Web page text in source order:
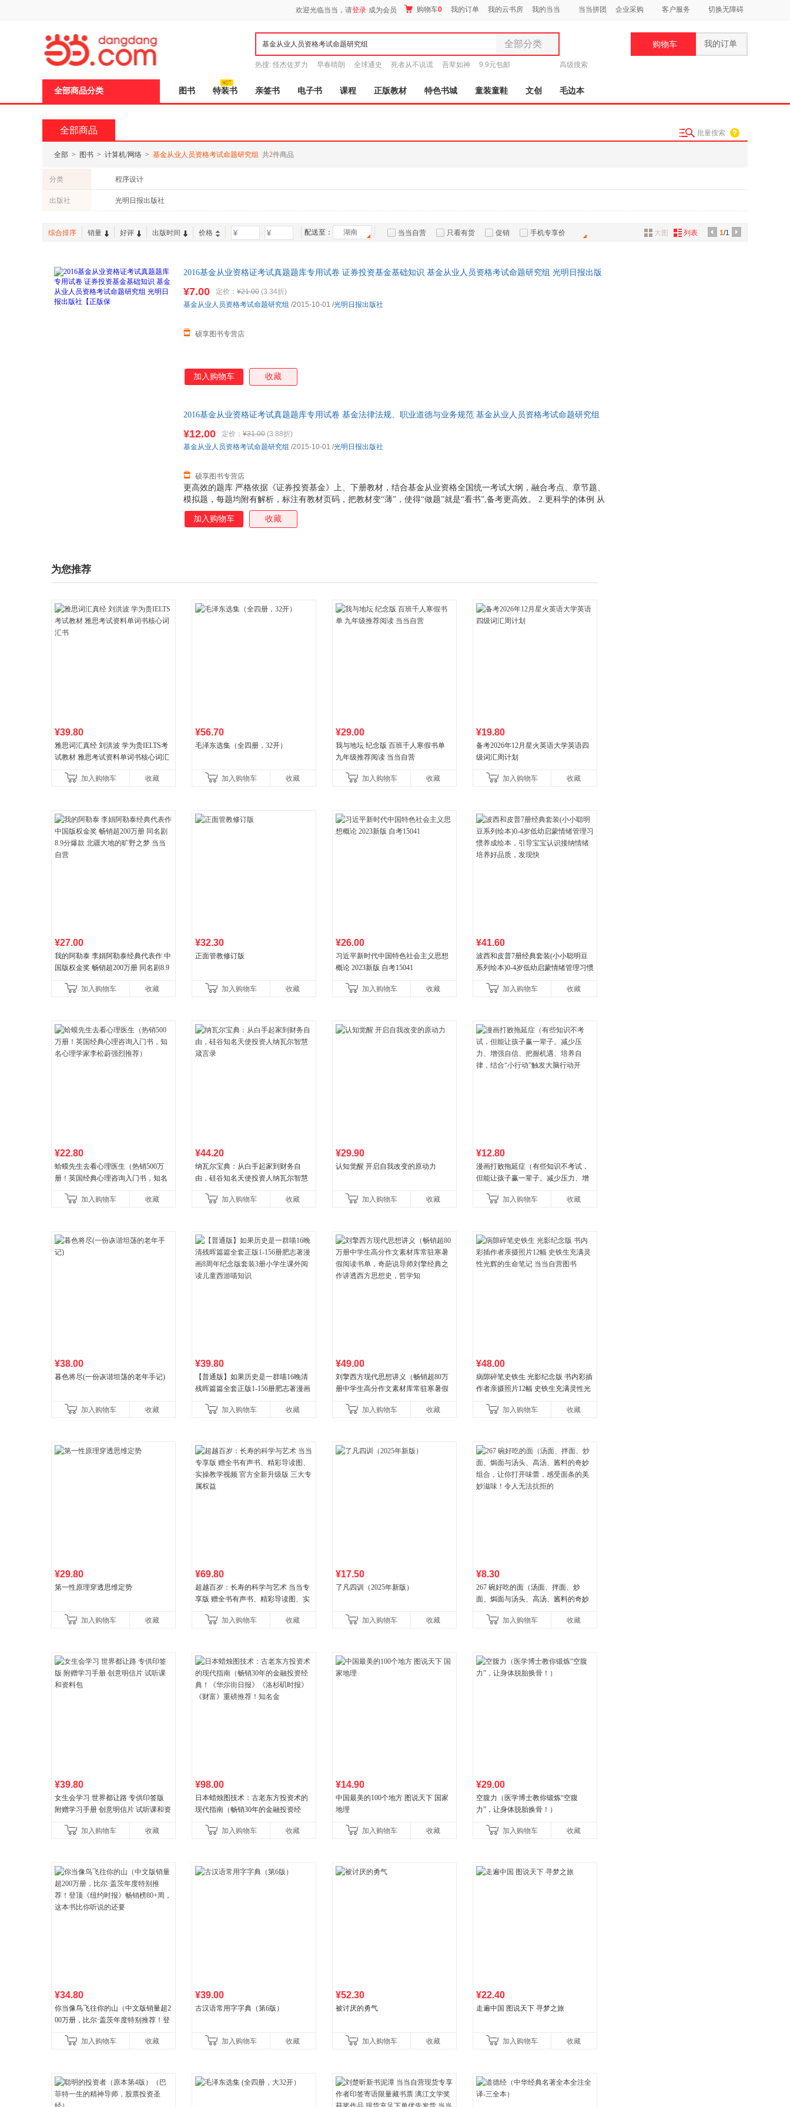
欢迎光临当当，请登录 成为会员 购物车0 我的订单 我的云书房 我的当当 当当拼团 企业采购 客户服务 切换无障碍
全部分类
全部分类
图书
电子书
家具装饰
箱包皮具
热搜: 怪杰佐罗力 早春晴朗 全球通史 死者从不说谎 吾辈如神 9.9元包邮 高级搜索
购物车 我的订单
全部商品分类 图书 特装书 亲签书 电子书 课程 正版教材 特色书城 童装童鞋 文创 毛边本
全部商品 批量搜索
全部 > 图书 > 计算机/网络 > 基金从业人员资格考试命题研究组 共2件商品
分类 程序设计
出版社 光明日报出版社
综合排序 销量 好评 出版时间 价格 - 配送至： 湖南 当当自营 只看有货 促销 手机专享价 1/1
大图 列表
2016基金从业资格证考试真题题库专用试卷 证券投资基金基础知识 基金从业人员资格考试命题研究组 光明日报出版
¥7.00 定价： ¥21.00 (3.34折)
硕享图书专营店
基金从业人员资格考试命题研究组 /2015-10-01 /光明日报出版社
加入购物车 收藏
2016基金从业资格证考试真题题库专用试卷 基金法律法规、职业道德与业务规范 基金从业人员资格考试命题研究组
更高效的题库 严格依据《证券投资基金》上、下册教材，结合基金从业资格全国统一考试大纲，融合考点、章节题、
模拟题，每题均附有解析，标注有教材页码，把教材变“薄”，使得“做题”就是“看书”,备考更高效。 2.更科学的体例 从
一般的认识规律出发，先概述要点，再简述考点，最后再提供各种试题。由点到面，由简到繁，逐步展开。考点精
析、章节习题、上机题库、视频课件、思维导图、在线押题，内容多样，形式丰富，学习更有趣。 3.更实用的软件 电
¥12.00 定价： ¥31.00 (3.88折)
硕享图书专营店
基金从业人员资格考试命题研究组 /2015-10-01 /光明日报出版社
加入购物车 收藏
为您推荐
¥39.80
雅思词汇真经 刘洪波 学为贵IELTS考
试教材 雅思考试资料单词书核心词汇
加入购物车
收藏
¥56.70
毛泽东选集（全四册，32开）
加入购物车 收藏
¥29.00
我与地坛 纪念版 百班千人寒假书单
九年级推荐阅读 当当自营
加入购物车 收藏
¥19.80
备考2026年12月星火英语大学英语四
级词汇周计划
加入购物车 收藏
¥27.00
我的阿勒泰 李娟阿勒泰经典代表作 中
国版权金奖 畅销超200万册 同名剧8.9
加入购物车
收藏
¥32.30
正面管教修订版
加入购物车 收藏
¥26.00
习近平新时代中国特色社会主义思想
概论 2023新版 自考15041
加入购物车 收藏
¥41.60
波西和皮普7册经典套装(小小聪明豆
系列绘本)0-4岁低幼启蒙情绪管理习惯
养好品质，发现快
加入购物车 收藏
¥22.80
蛤蟆先生去看心理医生（热销500万
册！英国经典心理咨询入门书，知名
加入购物车
收藏
¥44.20
纳瓦尔宝典：从白手起家到财务自
由，硅谷知名天使投资人纳瓦尔智慧
加入购物车
收藏
¥29.90
认知觉醒 开启自我改变的原动力
加入购物车 收藏
¥12.80
漫画打败拖延症（有些知识不考试，
但能让孩子赢一辈子。减少压力、增
合“小行动”触发大脑行动开
加入购物车 收藏
¥38.00
暮色将尽(一份诙谐坦荡的老年手记)
加入购物车 收藏
¥39.80
【普通版】如果历史是一群喵16晚清
残晖篇篇全套正版1-156册肥志著漫画
儿童西游喵知识
加入购物车 收藏
¥49.00
刘擎西方现代思想讲义（畅销超80万
册中学生高分作文素材库常驻寒暑假
讲透西方思想史，哲学知
加入购物车 收藏
¥48.00
病隙碎笔史铁生 光影纪念版 书内彩插
作者亲摄照片12幅 史铁生充满灵性光
加入购物车
收藏
¥29.80
第一性原理穿透思维定势
加入购物车 收藏
¥69.80
超越百岁：长寿的科学与艺术 当当专
享版 赠全书有声书、精彩导读图、实
权益
加入购物车 收藏
¥17.50
了凡四训（2025年新版）
加入购物车 收藏
¥8.30
267 碗好吃的面（汤面、拌面、炒
面、焗面与汤头、高汤、酱料的奇妙
妙滋味！令人无法抗拒的
加入购物车 收藏
¥39.80
女生会学习 世界都让路 专供印签版
附赠学习手册 创意明信片 试听课和资
加入购物车
收藏
¥98.00
日本蜡烛图技术：古老东方投资术的
现代指南（畅销30年的金融投资经
《财富》重磅推荐！知名金
加入购物车 收藏
¥14.90
中国最美的100个地方 图说天下 国家
地理
加入购物车 收藏
¥29.00
空腹力（医学博士教你锻炼“空腹
力”，让身体脱胎换骨！）
加入购物车 收藏
¥34.80
你当像鸟飞往你的山（中文版销量超2
00万册，比尔·盖茨年度特别推荐！登
比你听说的还要
加入购物车 收藏
¥39.00
古汉语常用字字典（第6版）
加入购物车 收藏
¥52.30
被讨厌的勇气
加入购物车 收藏
¥22.40
走遍中国 图说天下 寻梦之旅
加入购物车 收藏
页